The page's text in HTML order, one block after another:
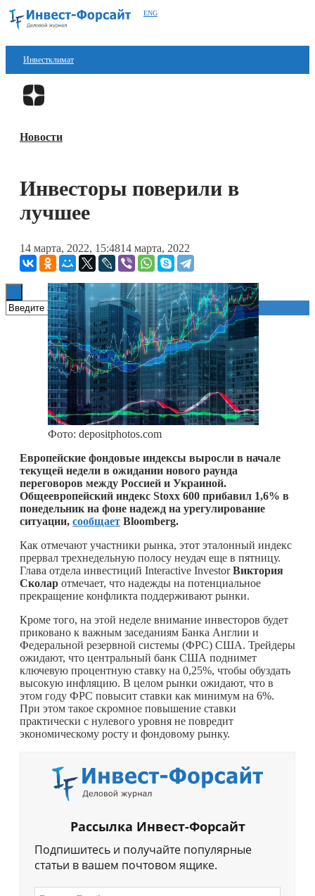
ENG
Инвестклимат
Финансы
Блокчейн
Книги
Новости
Инвесторы поверили в
лучшее
14 марта, 2022, 15:4814 марта, 2022
Фото: depositphotos.com
Европейские фондовые индексы выросли в начале
текущей недели в ожидании нового раунда
переговоров между Россией и Украиной.
Общеевропейский индекс Stoxx 600 прибавил 1,6% в
понедельник на фоне надежд на урегулирование
ситуации, сообщает Bloomberg.
Как отмечают участники рынка, этот эталонный индекс
прервал трехнедельную полосу неудач еще в пятницу.
Глава отдела инвестиций Interactive InvestorВиктория
Сколар отмечает, что надежды на потенциальное
прекращение конфликта поддерживают рынки.
Кроме того, на этой неделе внимание инвесторов будет
приковано к важным заседаниям Банка Англии и
Федеральной резервной системы (ФРС) США. Трейдеры
ожидают, что центральный банк США поднимет
ключевую процентную ставку на 0,25%, чтобы обуздать
высокую инфляцию. В целом рынки ожидают, что в
этом году ФРС повысит ставки как минимум на 6%.
При этом такое скромное повышение ставки
практически с нулевого уровня не повредит
экономическому росту и фондовому рынку.
Рассылка Инвест-Форсайт
Подпишитесь и получайте популярные
статьи в вашем почтовом ящике.